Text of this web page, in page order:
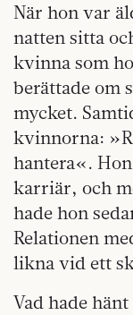
När hon var
natten sitta
kvinna som
berättade om
mycket.
kvinnorna:
hantera«.
karriär, och
hade hon
Relationen
likna vid ett
Vad hade